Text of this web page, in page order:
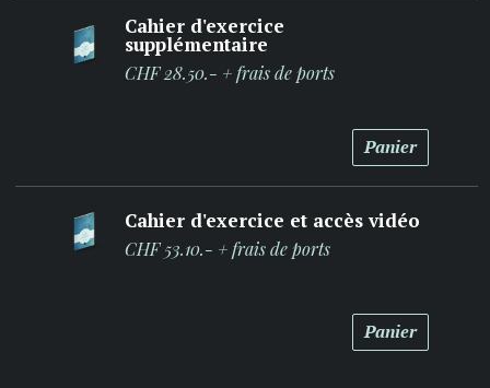
Cahier d'exercice
supplémentaire
CHF 28.50.- + frais de ports
Panier
Cahier d'exercice et accès vidéo
CHF 53.10.- + frais de ports
Panier